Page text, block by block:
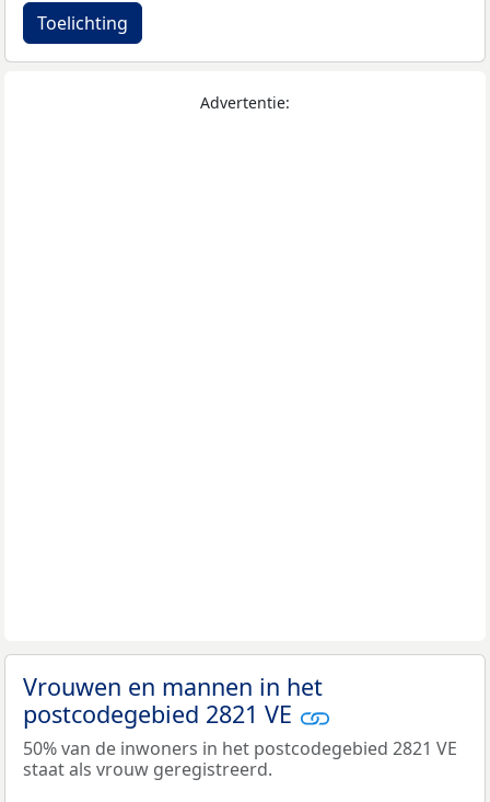
Toelichting
Advertentie:
Vrouwen en mannen in het
postcodegebied 2821 VE
50% van de inwoners in het postcodegebied 2821 VE
staat als vrouw geregistreerd.